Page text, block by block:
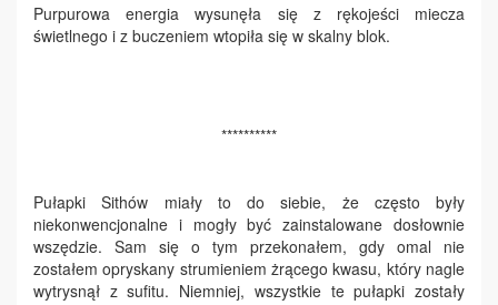
Purpurowa energia wysunęła się z rękojeści miecza
świetlnego i z buczeniem wtopiła się w skalny blok.
**********
Pułapki Sithów miały to do siebie, że często były
niekonwencjonalne i mogły być zainstalowane dosłownie
wszędzie. Sam się o tym przekonałem, gdy omal nie
zostałem opryskany strumieniem żrącego kwasu, który nagle
wytrysnął z sufitu. Niemniej, wszystkie te pułapki zostały